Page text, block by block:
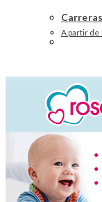
A partir de